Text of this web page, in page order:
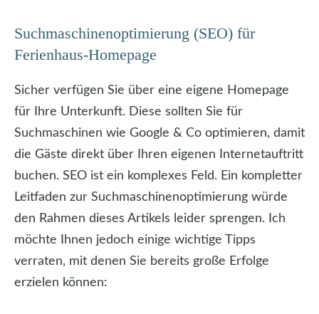
Suchmaschinenoptimierung (SEO) für
Ferienhaus-Homepage
Sicher verfügen Sie über eine eigene Homepage
für Ihre Unterkunft. Diese sollten Sie für
Suchmaschinen wie Google & Co optimieren, damit
die Gäste direkt über Ihren eigenen Internetauftritt
buchen. SEO ist ein komplexes Feld. Ein kompletter
Leitfaden zur Suchmaschinenoptimierung würde
den Rahmen dieses Artikels leider sprengen. Ich
möchte Ihnen jedoch einige wichtige Tipps
verraten, mit denen Sie bereits große Erfolge
erzielen können: